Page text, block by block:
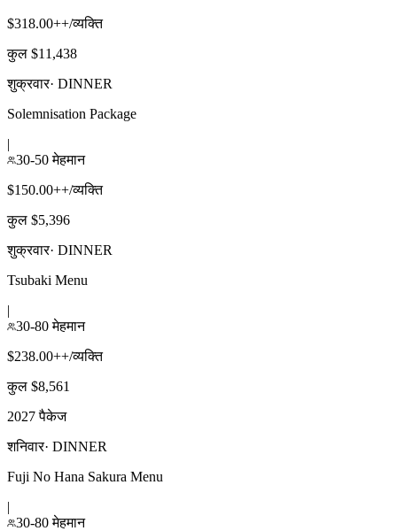
$318.00++/व्यक्ति
कुल $11,438
शुक्रवार· DINNER
Solemnisation Package
|
30-50 मेहमान
$150.00++/व्यक्ति
कुल $5,396
शुक्रवार· DINNER
Tsubaki Menu
|
30-80 मेहमान
$238.00++/व्यक्ति
कुल $8,561
2027 पैकेज
शनिवार· DINNER
Fuji No Hana Sakura Menu
|
30-80 मेहमान